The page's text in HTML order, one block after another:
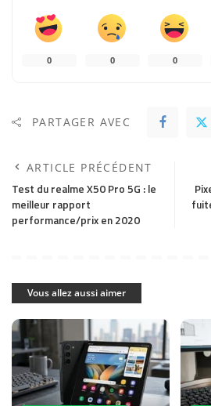
0 0 0
PARTAGER AVEC
ARTICLE PRÉCÉDENT
Test du realme X50 Pro 5G : le
meilleur rapport
performance/prix en 2020
Vous allez aussi aimer